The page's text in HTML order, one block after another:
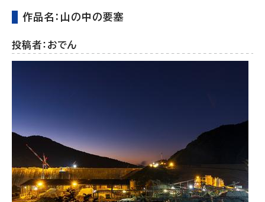
作品名：山の中の要塞
投稿者：おでん